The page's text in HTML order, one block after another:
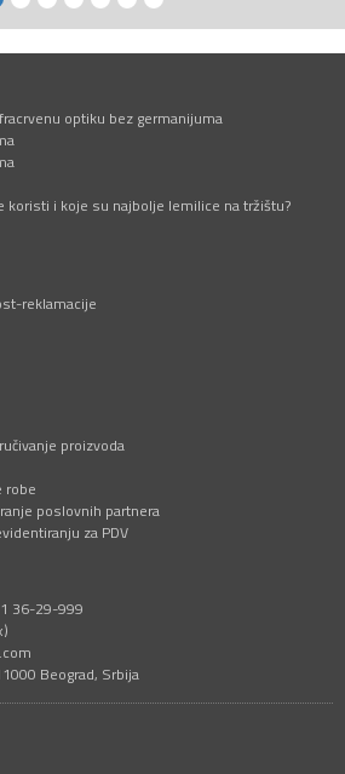
optiku bez germanijuma
koristi i koje su najbolje lemilice na tržištu?
reklamacije
proizvoda
robe
poslovnih partnera
za PDV
36-29-999
Beograd, Srbija